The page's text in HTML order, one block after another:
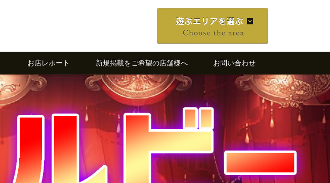
お店レポート 新規掲載をご希望の店舗様へ お問い合わせ